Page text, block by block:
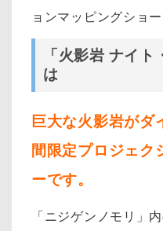
ョンマッピングショ
「火影岩 ナイ
は
巨大な火影岩がダ
間限定プロジェク
ーです。
「ニジゲンノモリ」